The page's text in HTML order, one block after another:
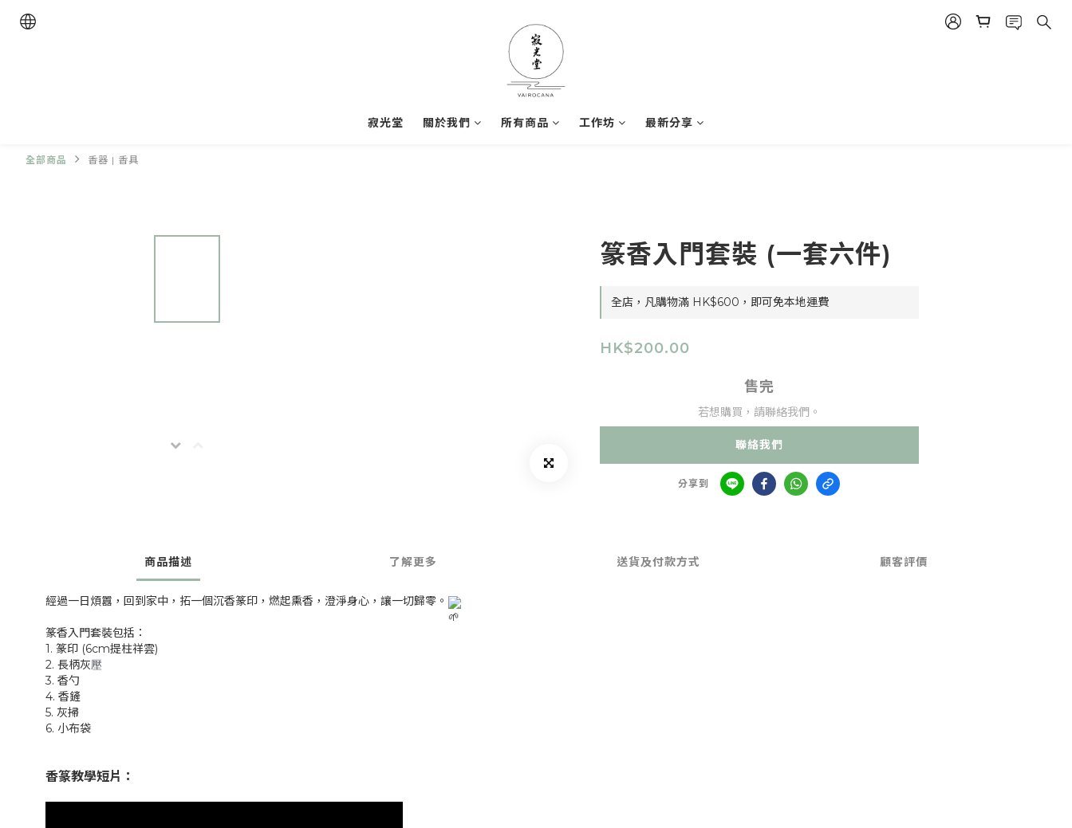
寂光堂 關於我們 所有商品 工作坊 最新分享
全部商品 香器 | 香具
篆香入門套裝 (一套六件)
全店，凡購物滿 HK$600，即可免本地運費
HK$200.00
售完
若想購買，請聯絡我們。
聯絡我們
分享到
商品描述 了解更多 送貨及付款方式 顧客評價
經過一日煩囂，回到家中，拓一個沉香篆印，燃起熏香，澄淨身心，讓一切歸零。
篆香入門套裝包括：
1. 篆印 (6cm提柱祥雲)
2. 長柄灰壓
3. 香勺
4. 香鏟
5. 灰掃
6. 小布袋
香篆教學短片：